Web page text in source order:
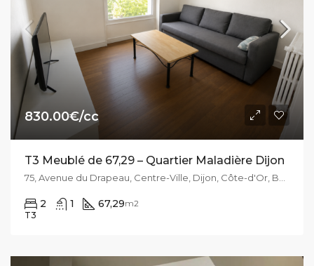
830.00€/cc
T3 Meublé de 67,29 – Quartier Maladière Dijon
2 1 67,29m2
T3